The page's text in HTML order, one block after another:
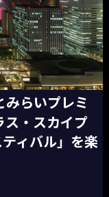
みらいプレミ
・スカイプ
ィバル」を楽